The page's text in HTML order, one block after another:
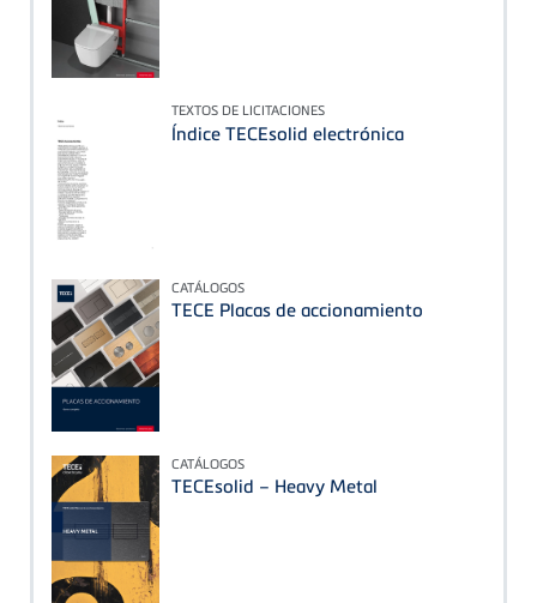
TEXTOS DE LICITACIONES
Índice TECEsolid electrónica
CATÁLOGOS
TECE Placas de accionamiento
CATÁLOGOS
TECEsolid – Heavy Metal